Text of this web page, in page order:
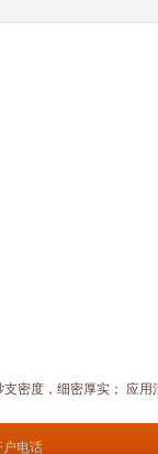
密度，细密厚实； 应用
户电话